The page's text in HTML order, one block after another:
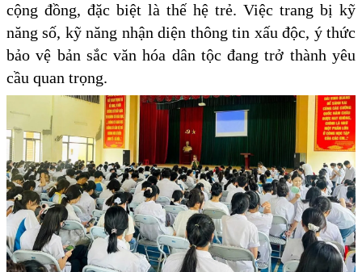
cộng đồng, đặc biệt là thế hệ trẻ. Việc trang bị kỹ
năng số, kỹ năng nhận diện thông tin xấu độc, ý thức
bảo vệ bản sắc văn hóa dân tộc đang trở thành yêu
cầu quan trọng.